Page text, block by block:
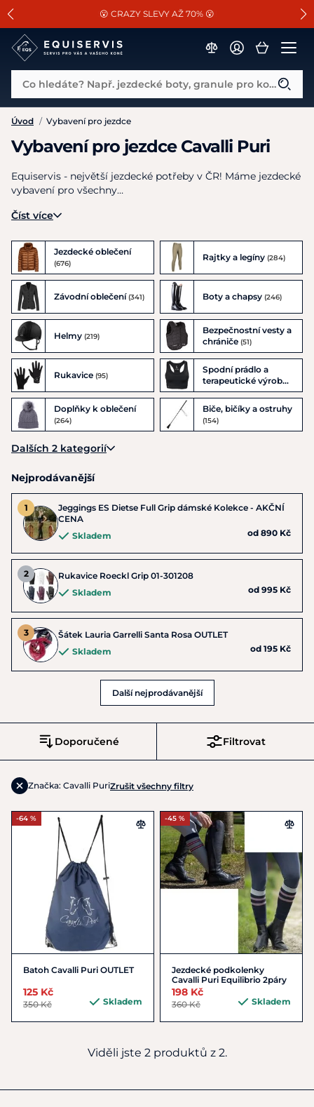
SLEVA 13% na vše od Cassini!
😮 CRAZY SLEVY AŽ 70% 😮
📐Pasování a doplňky k vybraným sedlům ZDARMA 🐴
Co hledáte? Např. jezdecké boty, granule pro koně...
Úvod / Vybavení pro jezdce
Vybavení pro jezdce Cavalli Puri
Equiservis - největší jezdecké potřeby v ČR! Máme jezdecké
vybavení pro všechny…
Číst více
Jezdecké oblečení
(676)
Rajtky a legíny (284)
Závodní oblečení(341) Boty a chapsy (246)
Helmy (219)
Bezpečnostní vesty a
chrániče (51)
Rukavice (95)
Spodní prádlo a
terapeutické výrobky
(42)
Doplňky k oblečení
(264)
Biče, bičíky a ostruhy
(154)
Dalších 2 kategorií
Nejprodávanější
Jeggings ES Dietse Full Grip dámské Kolekce - AKČNÍ
CENA
Skladem
od 890 Kč
Rukavice Roeckl Grip 01-301208
Skladem
od 995 Kč
Šátek Lauria Garrelli Santa Rosa OUTLET
Skladem
od 195 Kč
Další nejprodávanější
Filtrovat
Doporučené
Značka: Cavalli PuriZrušit všechny filtry
-64 %
Batoh Cavalli Puri OUTLET
125 Kč
350 Kč Skladem
-45 %
Jezdecké podkolenky
Cavalli Puri Equilibrio 2páry
198 Kč
360 Kč Skladem
Viděli jste 2 produktů z 2.